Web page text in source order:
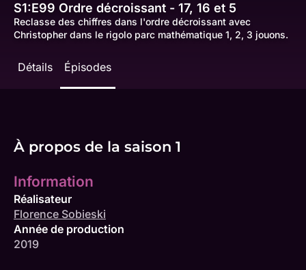
S1:E99 Ordre décroissant - 17, 16 et 5
Reclasse des chiffres dans l'ordre décroissant avec
Christopher dans le rigolo parc mathématique 1, 2, 3 jouons.
Détails Épisodes
À propos de la saison 1
Information
Réalisateur
Florence Sobieski
Année de production
2019